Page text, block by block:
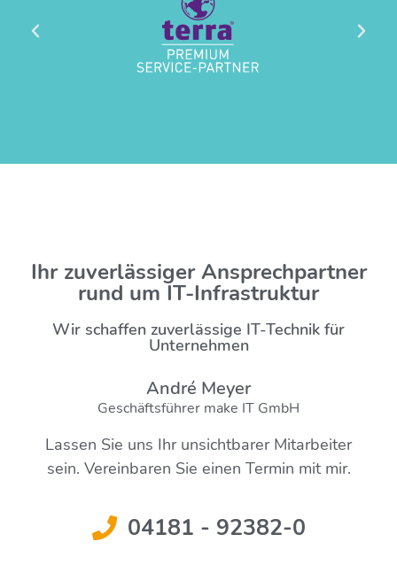
Ihr zuverlässiger Ansprechpartner
rund um IT-Infrastruktur
Wir schaffen zuverlässige IT-Technik für
Unternehmen
André Meyer
Geschäftsführer make IT GmbH
Lassen Sie uns Ihr unsichtbarer Mitarbeiter
sein. Vereinbaren Sie einen Termin mit mir.
04181 - 92382-0